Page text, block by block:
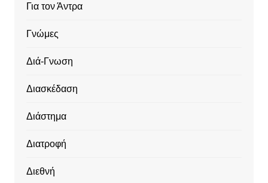
Για τον Άντρα
Γνώμες
Διά-Γνωση
Διασκέδαση
Διάστημα
Διατροφή
Διεθνή